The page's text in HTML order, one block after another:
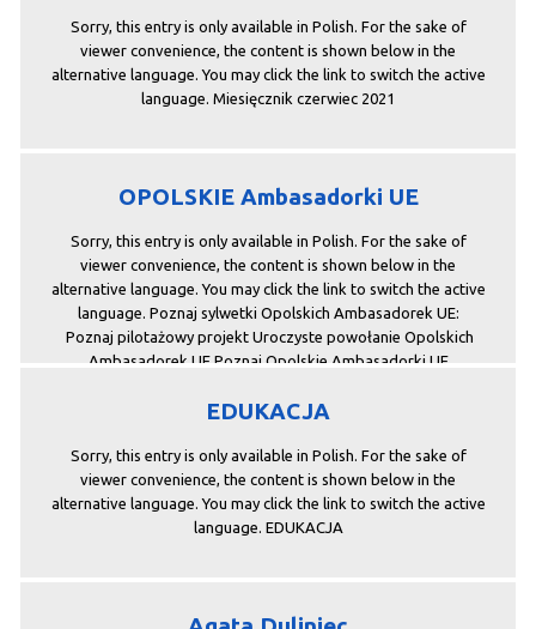
Sorry, this entry is only available in Polish. For the sake of
viewer convenience, the content is shown below in the
alternative language. You may click the link to switch the active
language. Miesięcznik czerwiec 2021
OPOLSKIE Ambasadorki UE
Sorry, this entry is only available in Polish. For the sake of
viewer convenience, the content is shown below in the
alternative language. You may click the link to switch the active
language. Poznaj sylwetki Opolskich Ambasadorek UE:
Poznaj pilotażowy projekt Uroczyste powołanie Opolskich
Ambasadorek UE Poznaj Opolskie Ambasadorki UE
EDUKACJA
Sorry, this entry is only available in Polish. For the sake of
viewer convenience, the content is shown below in the
alternative language. You may click the link to switch the active
language. EDUKACJA